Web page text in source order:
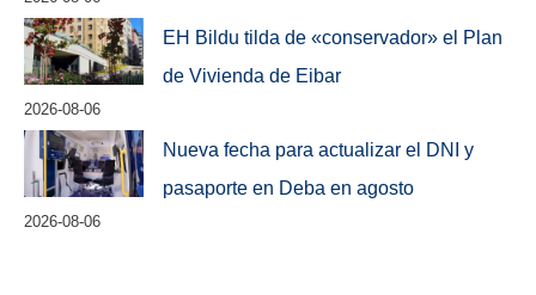
EH Bildu tilda de «conservador» el Plan
de Vivienda de Eibar
2026-08-06
Nueva fecha para actualizar el DNI y
pasaporte en Deba en agosto
2026-08-06